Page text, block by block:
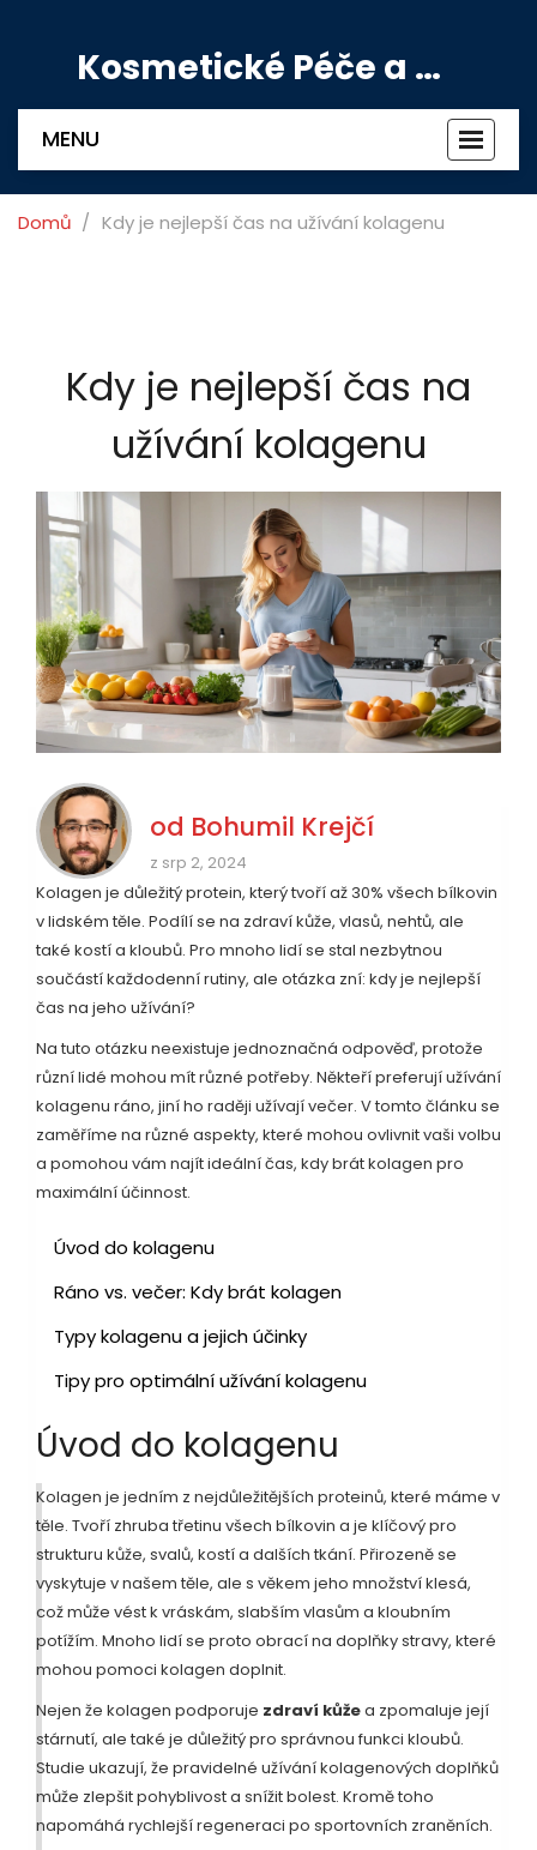
Kosmetické Péče a Výživové Doplňky
MENU
Domů Kdy je nejlepší čas na užívání kolagenu
Kdy je nejlepší čas na
užívání kolagenu
od Bohumil Krejčí
z srp 2, 2024
Kolagen je důležitý protein, který tvoří až 30% všech bílkovin
v lidském těle. Podílí se na zdraví kůže, vlasů, nehtů, ale
také kostí a kloubů. Pro mnoho lidí se stal nezbytnou
součástí každodenní rutiny, ale otázka zní: kdy je nejlepší
čas na jeho užívání?
Na tuto otázku neexistuje jednoznačná odpověď, protože
různí lidé mohou mít různé potřeby. Někteří preferují užívání
kolagenu ráno, jiní ho raději užívají večer. V tomto článku se
zaměříme na různé aspekty, které mohou ovlivnit vaši volbu
a pomohou vám najít ideální čas, kdy brát kolagen pro
maximální účinnost.
Úvod do kolagenu
Ráno vs. večer: Kdy brát kolagen
Typy kolagenu a jejich účinky
Tipy pro optimální užívání kolagenu
Úvod do kolagenu
Kolagen je jedním z nejdůležitějších proteinů, které máme v
těle. Tvoří zhruba třetinu všech bílkovin a je klíčový pro
strukturu kůže, svalů, kostí a dalších tkání. Přirozeně se
vyskytuje v našem těle, ale s věkem jeho množství klesá,
což může vést k vráskám, slabším vlasům a kloubním
potížím. Mnoho lidí se proto obrací na doplňky stravy, které
mohou pomoci kolagen doplnit.
Nejen že kolagen podporuje zdraví kůžea zpomaluje její
stárnutí, ale také je důležitý pro správnou funkci kloubů.
Studie ukazují, že pravidelné užívání kolagenových doplňků
může zlepšit pohyblivost a snížit bolest. Kromě toho
napomáhá rychlejší regeneraci po sportovních zraněních.